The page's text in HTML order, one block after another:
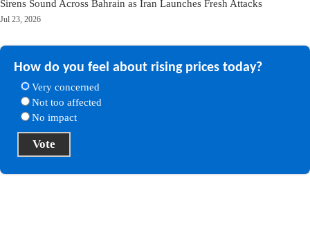
Sirens Sound Across Bahrain as Iran Launches Fresh Attacks
Jul 23, 2026
How do you feel about rising prices today?
Very concerned
Not too affected
No impact